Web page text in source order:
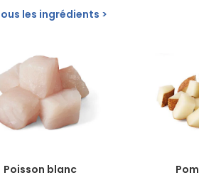
les ingrédients
Poisson blanc